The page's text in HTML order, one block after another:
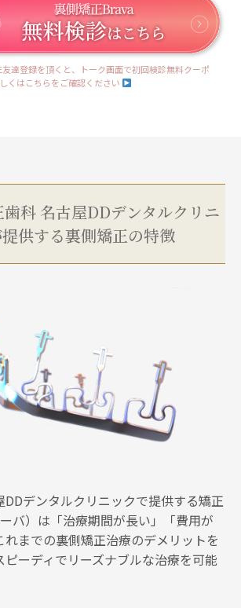
達登録を頂くと、トーク画面で初回検診無料クーポ
くはこちらをご確認ください
科 名古屋DDデンタルクリニ
供する裏側矯正の特徴
デンタルクリニックで提供する矯正
バ）は「治療期間が長い」「費用が
までの裏側矯正治療のデメリットを
ピーディでリーズナブルな治療を可能